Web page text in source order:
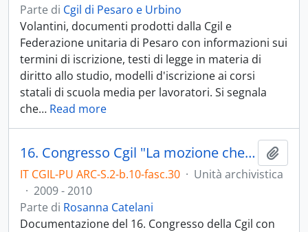
Parte di Cgil di Pesaro e Urbino
Volantini, documenti prodotti dalla Cgil e
Federazione unitaria di Pesaro con informazioni sui
termini di iscrizione, testi di legge in materia di
diritto allo studio, modelli d'iscrizione ai corsi
statali di scuola media per lavoratori. Si segnala
che… Read more
16. Congresso Cgil "La mozione che non c'è"
IT CGIL-PU ARC-S.2-b.10-fasc.30 · Unità archivistica
· 2009 - 2010
Parte di Rosanna Catelani
Documentazione del 16. Congresso della Cgil con